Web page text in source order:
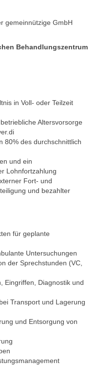
gemeinnützige GmbH
Behandlungszentrum
in Voll- oder Teilzeit
Altersvorsorge
80% des durchschnittlich
und ein
Lohnfortzahlung
Fort- und
und bezahlter
für geplante
Untersuchungen
der Sprechstunden (VC,
Eingriffen, Diagnostik und
Transport und Lagerung
und Entsorgung von